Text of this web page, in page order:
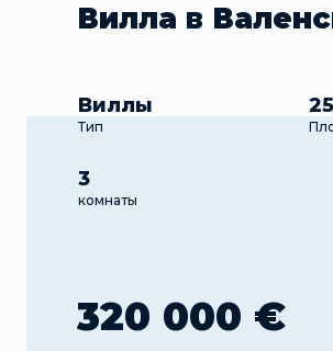
Вилла в
Виллы
Тип
3
комнаты
320 000 €